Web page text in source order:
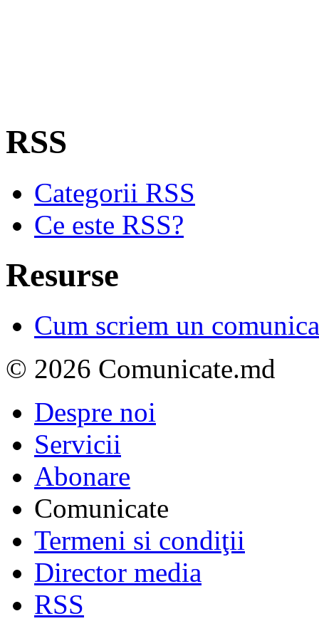
RSS
Categorii RSS
Ce este RSS?
Resurse
Cum scriem un
© 2026 Comunicate.md
Despre noi
Servicii
Abonare
Comunicate
Termeni si condiţii
Director media
RSS